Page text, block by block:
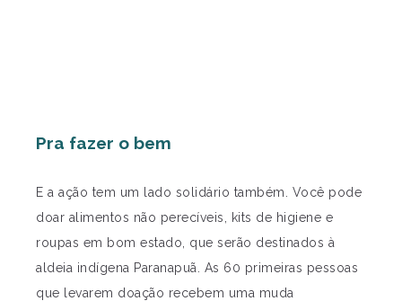
Pra fazer o bem
E a ação tem um lado solidário também. Você pode
doar alimentos não perecíveis, kits de higiene e
roupas em bom estado, que serão destinados à
aldeia indígena Paranapuã. As 60 primeiras pessoas
que levarem doação recebem uma muda